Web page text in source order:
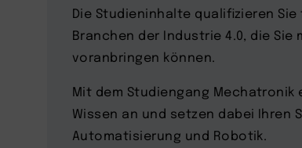
Die Studieninhalte qualifizieren
Branchen der Industrie 4.0, die Sie
voranbringen können.
Mit dem Studiengang
Wissen an und setzen dabei Ihren
Automatisierung und Robotik.